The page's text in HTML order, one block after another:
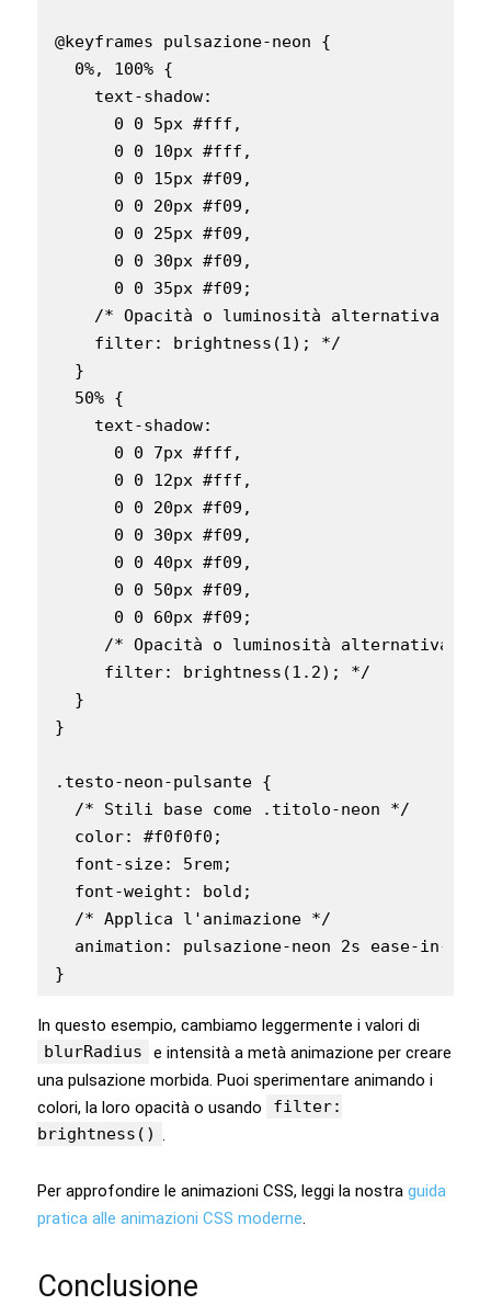
@keyframes pulsazione-neon {
  0%, 100% {
    text-shadow:
      0 0 5px #fff,
      0 0 10px #fff,
      0 0 15px #f09,
      0 0 20px #f09,
      0 0 25px #f09,
      0 0 30px #f09,
      0 0 35px #f09;
    /* Opacità o luminosità alternativa:
    filter: brightness(1); */
  }
  50% {
    text-shadow:
      0 0 7px #fff,
      0 0 12px #fff,
      0 0 20px #f09,
      0 0 30px #f09,
      0 0 40px #f09,
      0 0 50px #f09,
      0 0 60px #f09;
     /* Opacità o luminosità alternativa:
     filter: brightness(1.2); */
  }
}
.testo-neon-pulsante {
  /* Stili base come .titolo-neon */
  color: #f0f0f0;
  font-size: 5rem;
  font-weight: bold;
  /* Applica l'animazione */
animation: pulsazione-neon 2s ease-in-out
In questo esempio, cambiamo leggermente i valori di
blurRadius
e intensità a metà animazione per creare
una pulsazione morbida. Puoi sperimentare animando i
colori, la loro opacità o usando
filter:
brightness()
Per approfondire le animazioni CSS, leggi la nostra guida
pratica alle animazioni CSS moderne
Conclusione